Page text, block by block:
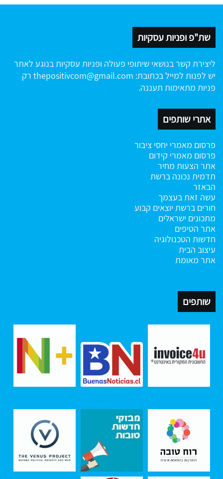
שת"פ ופניות עסקיות
ליצירת קשר בנושאי שיתופי פעולה ופניות עסקיות בנוגע לאתר
יש לפנות למייל בכתובת: thepositivcom@gmail.com רק
פניות מתאימות תעננה.
אתרי שותפים
פרסום מאמרי יחסי ציבור
פרסום מאמרי קידום
אתר הצעות מחיר
תדמית נכונה ברשת
הבאזר
עשה זאת בעצמך
חורים ברשת יוצאים קבוע
מתכונים ישראלים
אתר הטיפים
חדשות הטכנולוגיה
עיצוב הבית
אתר מאומת
שותפים